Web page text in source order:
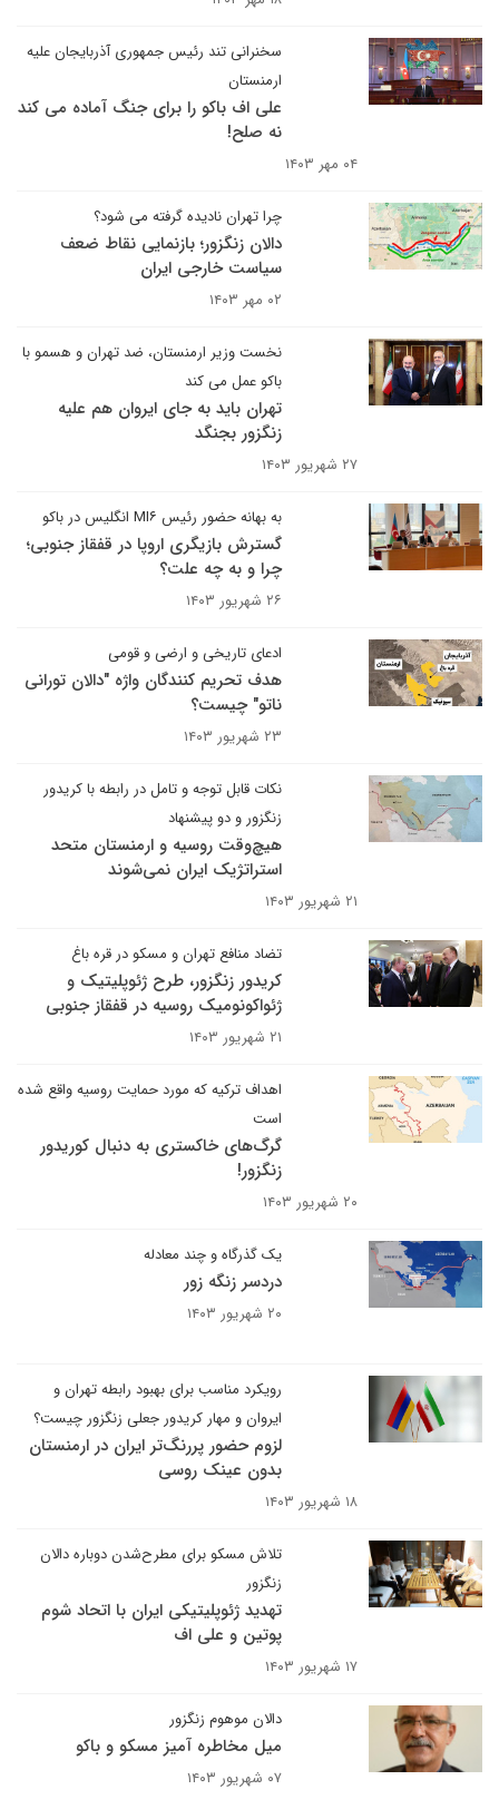
سخنرانی تند رئیس جمهوری آذربایجان علیه
ارمنستان
علی اف باکو را برای جنگ آماده می کند
نه صلح!
۰۴ مهر ۱۴۰۳
چرا تهران نادیده گرفته می شود؟
دالان زنگزور؛ بازنمایی نقاط ضعف
سیاست خارجی ایران
۰۲ مهر ۱۴۰۳
نخست وزیر ارمنستان، ضد تهران و هسمو با
باکو عمل می کند
تهران باید به جای ایروان هم علیه
زنگزور بجنگد
۲۷ شهریور ۱۴۰۳
به بهانه حضور رئیس MI۶ انگلیس در باکو
گسترش بازیگری اروپا در قفقاز جنوبی؛
چرا و به چه علت؟
۲۶ شهریور ۱۴۰۳
ادعای تاریخی و ارضی و قومی
هدف تحریم کنندگان واژه "دالان تورانی
ناتو" چیست؟
۲۳ شهریور ۱۴۰۳
نکات قابل توجه و تامل در رابطه با کریدور
زنگزور و دو پیشنهاد
هیچ‌وقت روسیه و ارمنستان متحد
استراتژیک ایران نمی‌شوند
۲۱ شهریور ۱۴۰۳
تضاد منافع تهران و مسکو در قره باغ
کریدور زنگزور، طرح ژئوپلیتیک و
ژئواکونومیک روسیه در قفقاز جنوبی
۲۱ شهریور ۱۴۰۳
اهداف ترکیه که مورد حمایت روسیه واقع شده
است
گرگ‌های خاکستری به دنبال کوریدور
زنگزور!
۲۰ شهریور ۱۴۰۳
یک گذرگاه و چند معادله
دردسر زنگه زور
۲۰ شهریور ۱۴۰۳
رویکرد مناسب برای بهبود رابطه تهران و
ایروان و مهار کریدور جعلی زنگزور چیست؟
لزوم حضور پررنگ‌تر ایران در ارمنستان
بدون عینک روسی
۱۸ شهریور ۱۴۰۳
تلاش مسکو برای مطرح‌شدن دوباره دالان
زنگزور
تهدید ژئوپلیتیکی ایران با اتحاد شوم
پوتین و علی اف
۱۷ شهریور ۱۴۰۳
دالان موهوم زنگزور
میل مخاطره آمیز مسکو و باکو
۰۷ شهریور ۱۴۰۳